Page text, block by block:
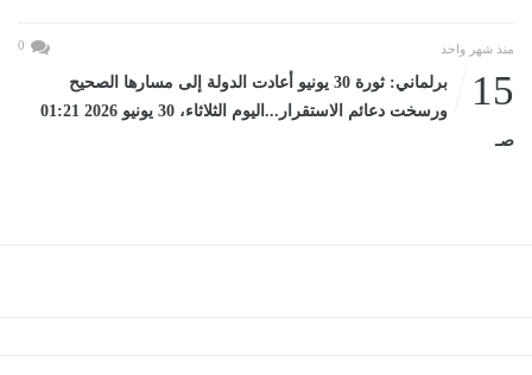
منذ شهر واحد 0
15
برلماني: ثورة 30 يونيو أعادت الدولة إلى مسارها الصحيح
ورسخت دعائم الاستقرار...اليوم الثلاثاء، 30 يونيو 2026 01:21
صـ